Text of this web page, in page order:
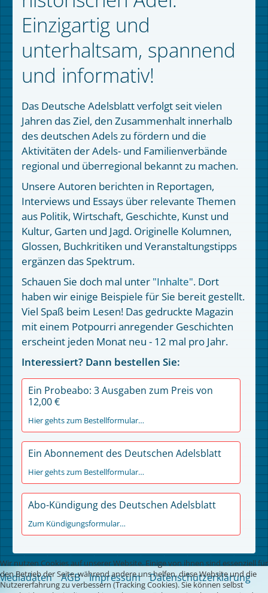
Einzigartig und
unterhaltsam, spannend
und informativ!
Das Deutsche Adelsblatt verfolgt seit vielen
Jahren das Ziel, den Zusammenhalt innerhalb
des deutschen Adels zu fördern und die
Aktivitäten der Adels- und Familienverbände
regional und überregional bekannt zu machen.
Unsere Autoren berichten in Reportagen,
Interviews und Essays über relevante Themen
aus Politik, Wirtschaft, Geschichte, Kunst und
Kultur, Garten und Jagd. Originelle Kolumnen,
Glossen, Buchkritiken und Veranstaltungstipps
ergänzen das Spektrum.
Schauen Sie doch mal unter "Inhalte". Dort
haben wir einige Beispiele für Sie bereit gestellt.
Viel Spaß beim Lesen! Das gedruckte Magazin
mit einem Potpourri anregender Geschichten
erscheint jeden Monat neu - 12 mal pro Jahr.
Interessiert? Dann bestellen Sie:
Ein Probeabo: 3 Ausgaben zum Preis von
12,00 €
Hier gehts zum Bestellformular…
Ein Abonnement des Deutschen Adelsblatt
Hier gehts zum Bestellformular…
Abo-Kündigung des Deutschen Adelsblatt
Zum Kündigungsformular…
AGB Impressum Datenschutzerklärung
Wir nutzen Cookies auf unserer Website. Einige von ihnen sind essenziell für
den Betrieb der Seite, während andere uns helfen, diese Website und die
Nutzererfahrung zu verbessern (Tracking Cookies). Sie können selbst